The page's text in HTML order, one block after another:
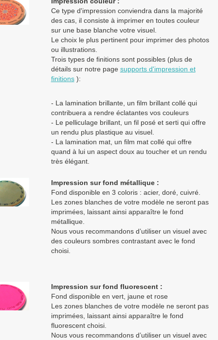
Ce type d'impression conviendra dans la majorité
des cas, il consiste à imprimer en toutes couleur
sur une base blanche votre visuel.
Le choix le plus pertinent pour imprimer des photos
ou illustrations.
Trois types de finitions sont possibles (plus de
détails sur notre page supports d'impression et
finitions):
- La lamination brillante, un film brillant collé qui
contribuera a rendre éclatantes vos couleurs
- Le pelliculage brillant, un fil posé et serti qui offre
un rendu plus plastique au visuel.
- La lamination mat, un film mat collé qui offre
quand à lui un aspect doux au toucher et un rendu
très élégant.
Impression sur fond métallique :
Fond disponible en 3 coloris : acier, doré, cuivré.
Les zones blanches de votre modèle ne seront pas
imprimées, laissant ainsi apparaître le fond
métallique.
Nous vous recommandons d’utiliser un visuel avec
des couleurs sombres contrastant avec le fond
choisi.
Impression sur fond fluorescent :
Fond disponible en vert, jaune et rose
Les zones blanches de votre modèle ne seront pas
imprimées, laissant ainsi apparaître le fond
fluorescent choisi.
Nous vous recommandons d’utiliser un visuel avec